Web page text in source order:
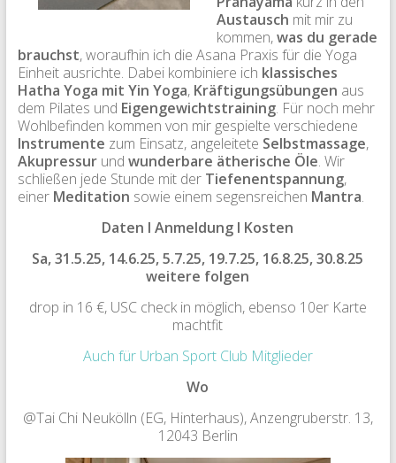
Austausch mit mir zu
kommen,was du gerade
brauchst, woraufhin ich die Asana Praxis für die Yoga
Einheit ausrichte. Dabei kombiniere ich klassisches
Hatha Yoga mit Yin Yoga, Kräftigungsübungen aus
dem Pilates und Eigengewichtstraining. Für noch mehr
Wohlbefinden kommen von mir gespielte verschiedene
Instrumente zum Einsatz, angeleitete Selbstmassage,
Akupressurund wunderbare ätherische Öle. Wir
schließen jede Stunde mit der Tiefenentspannung,
einer Meditation sowie einem segensreichen Mantra.
Daten IAnmeldung I Kosten
Sa, 31.5.25, 14.6.25,5.7.25, 19.7.25, 16.8.25, 30.8.25
weitere folgen
drop in 16 €, USC check in möglich, ebenso 10er Karte
machtfit
Auch für Urban Sport Club Mitglieder
Wo
@Tai Chi Neukölln (EG, Hinterhaus), Anzengruberstr. 13,
12043 Berlin